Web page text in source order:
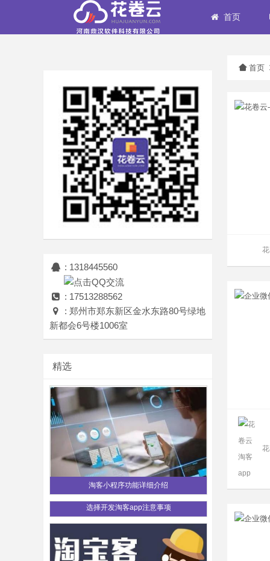
首页
: 1318445560
: 17513288562
: 郑州市郑东新区金水东路80号绿地
新都会6号楼1006室
精选
淘客小程序功能详细介绍
选择开发淘客app注意事项
首页